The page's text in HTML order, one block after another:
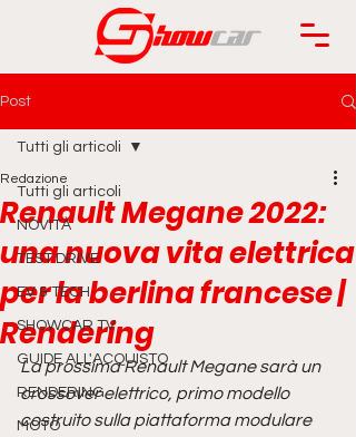
Post
Tutti gli articoli
NOVITÀ
TEST DRIVE
EV & TECH
SHOWCAR TV
GUIDE ALL'ACQUISTO
RENDERING
MOTO
Tutti gli articoli
Renault Megane 2022:
una nuova vita elettrica
per la berlina francese |
Rendering
Redazione
La prossima Renault Megane sarà un
crossover elettrico, primo modello
costruito sulla piattaforma modulare